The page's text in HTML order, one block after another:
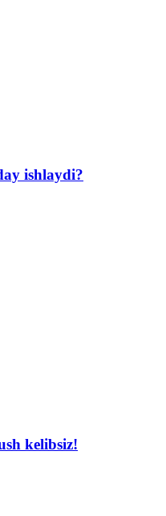
ishlaydi?
kelibsiz!